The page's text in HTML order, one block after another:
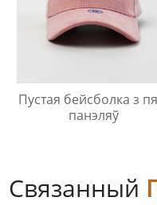
Пустая бейсболка з
панэляў
Связанный